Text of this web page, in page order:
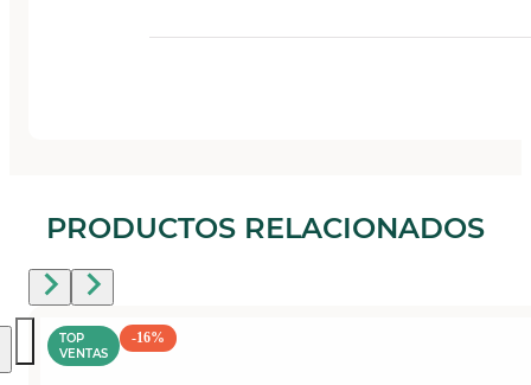
PRODUCTOS RELACIONADOS
TOP
VENTAS
-16%